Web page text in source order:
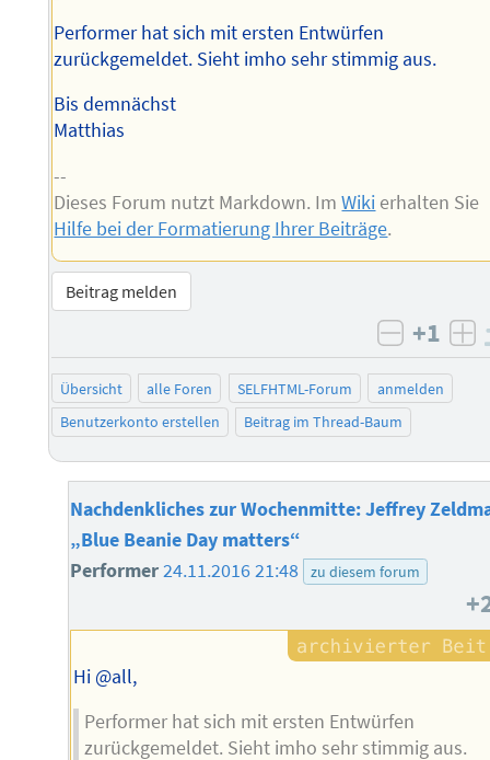
Performer hat sich mit ersten Entwürfen
zurückgemeldet. Sieht imho sehr stimmig aus.
Bis demnächst
Matthias
--
Dieses Forum nutzt Markdown. ImWiki erhalten Sie
Hilfe bei der Formatierung Ihrer Beiträge.
Beitrag melden
negativ
+1
Übersicht alle Foren SELFHTML-Forum
anmelden
Benutzerkonto erstellen
Beitrag im Thread-Baum
Nachdenkliches zur Wochenmitte: Jeffrey
„Blue Beanie Day matters“
Performer24.11.2016 21:48 zu diesem forum
Hi @all,
Performer hat sich mit ersten Entwürfen
zurückgemeldet. Sieht imho sehr stimmig aus.